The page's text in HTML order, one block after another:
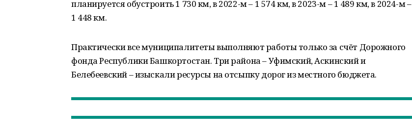
планируется обустроить 1 730 км, в 2022-м – 1 574 км, в 2023-м – 1 489 км, в 2024-м –
1 448 км.
Практически все муниципалитеты выполняют работы только за счёт Дорожного
фонда Республики Башкортостан. Три района – Уфимский, Аскинский и
Белебеевский – изыскали ресурсы на отсыпку дорог из местного бюджета.